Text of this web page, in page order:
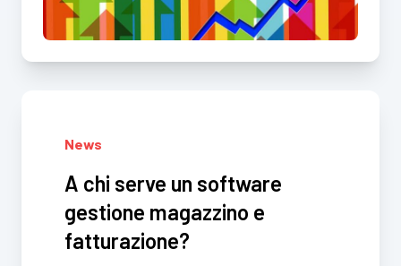
News
A chi serve un software
gestione magazzino e
fatturazione?